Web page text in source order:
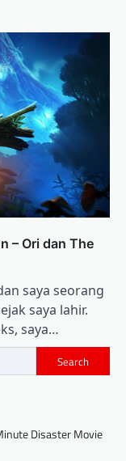
– Ori dan The
saya seorang
saya lahir.
saya…
Search
Disaster Movie